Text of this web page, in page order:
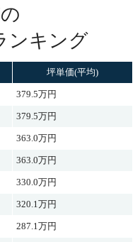
ンキング
坪単価(平均)
379.5万円
379.5万円
363.0万円
363.0万円
330.0万円
320.1万円
287.1万円